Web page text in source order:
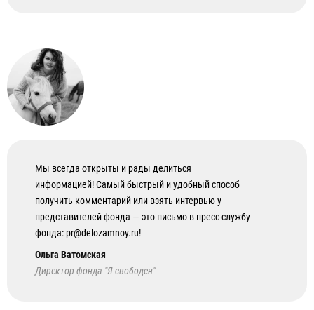
Мы всегда открыты и рады делиться
информацией! Самый быстрый и удобный способ
получить комментарий или взять интервью у
представителей фонда — это письмо в пресс-службу
фонда: pr@delozamnoy.ru!
Ольга Ватомская
Директор фонда "Я свободен"